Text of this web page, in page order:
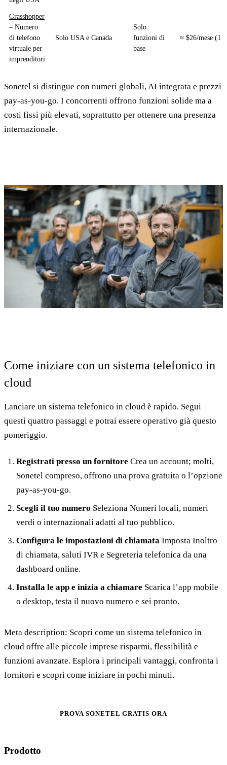
Grasshopper
– Numero
di telefono
virtuale per
imprenditori
Solo USA e Canada
Solo
funzioni di
base
≈ $26/mese (1
Sonetel si distingue con numeri globali, AI integrata e prezzi
pay-as-you-go. I concorrenti offrono funzioni solide ma a
costi fissi più elevati, soprattutto per ottenere una presenza
internazionale.
Come iniziare con un sistema telefonico in
cloud
Lanciare un sistema telefonico in cloud è rapido. Segui
questi quattro passaggi e potrai essere operativo già questo
pomeriggio.
Registrati presso un fornitore Crea un account; molti,
Sonetel compreso, offrono una prova gratuita o l’opzione
pay-as-you-go.
Scegli il tuo numero Seleziona Numeri locali, numeri
verdi o internazionali adatti al tuo pubblico.
Configura le impostazioni di chiamata Imposta Inoltro
di chiamata, saluti IVR e Segreteria telefonica da una
dashboard online.
Installa le app e inizia a chiamare Scarica l’app mobile
o desktop, testa il nuovo numero e sei pronto.
Meta description: Scopri come un sistema telefonico in
cloud offre alle piccole imprese risparmi, flessibilità e
funzioni avanzate. Esplora i principali vantaggi, confronta i
fornitori e scopri come iniziare in pochi minuti.
PROVA SONETEL GRATIS ORA
Prodotto